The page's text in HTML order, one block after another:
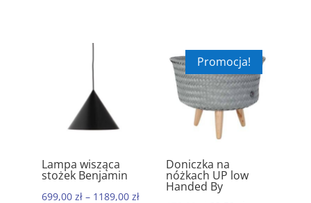
5.00
Lampa wisząca
stożek Benjamin
699,00 zł– 1189,00 zł
Promocja!
5.00
Doniczka na
nóżkach UP low
Handed By